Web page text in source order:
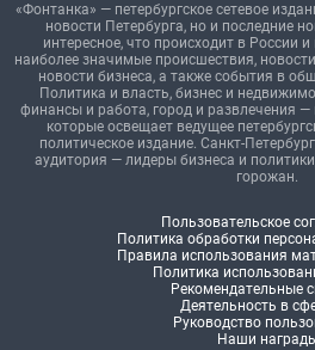
«Фонтанка» — петербургское сетевое
новости Петербурга, но и последние
интересное, что происходит в России
наиболее значимые происшествия,
новости бизнеса, а также события в
Политика и власть, бизнес и
финансы и работа, город и развлечения —
которые освещает ведущее
политическое издание. Санкт-
аудитория — лидеры бизнеса и
горожан.
Пользовательское
Политика обработки
Правила использования
Политика
Рекомендательные
Деятельность в
Руководство
Наши